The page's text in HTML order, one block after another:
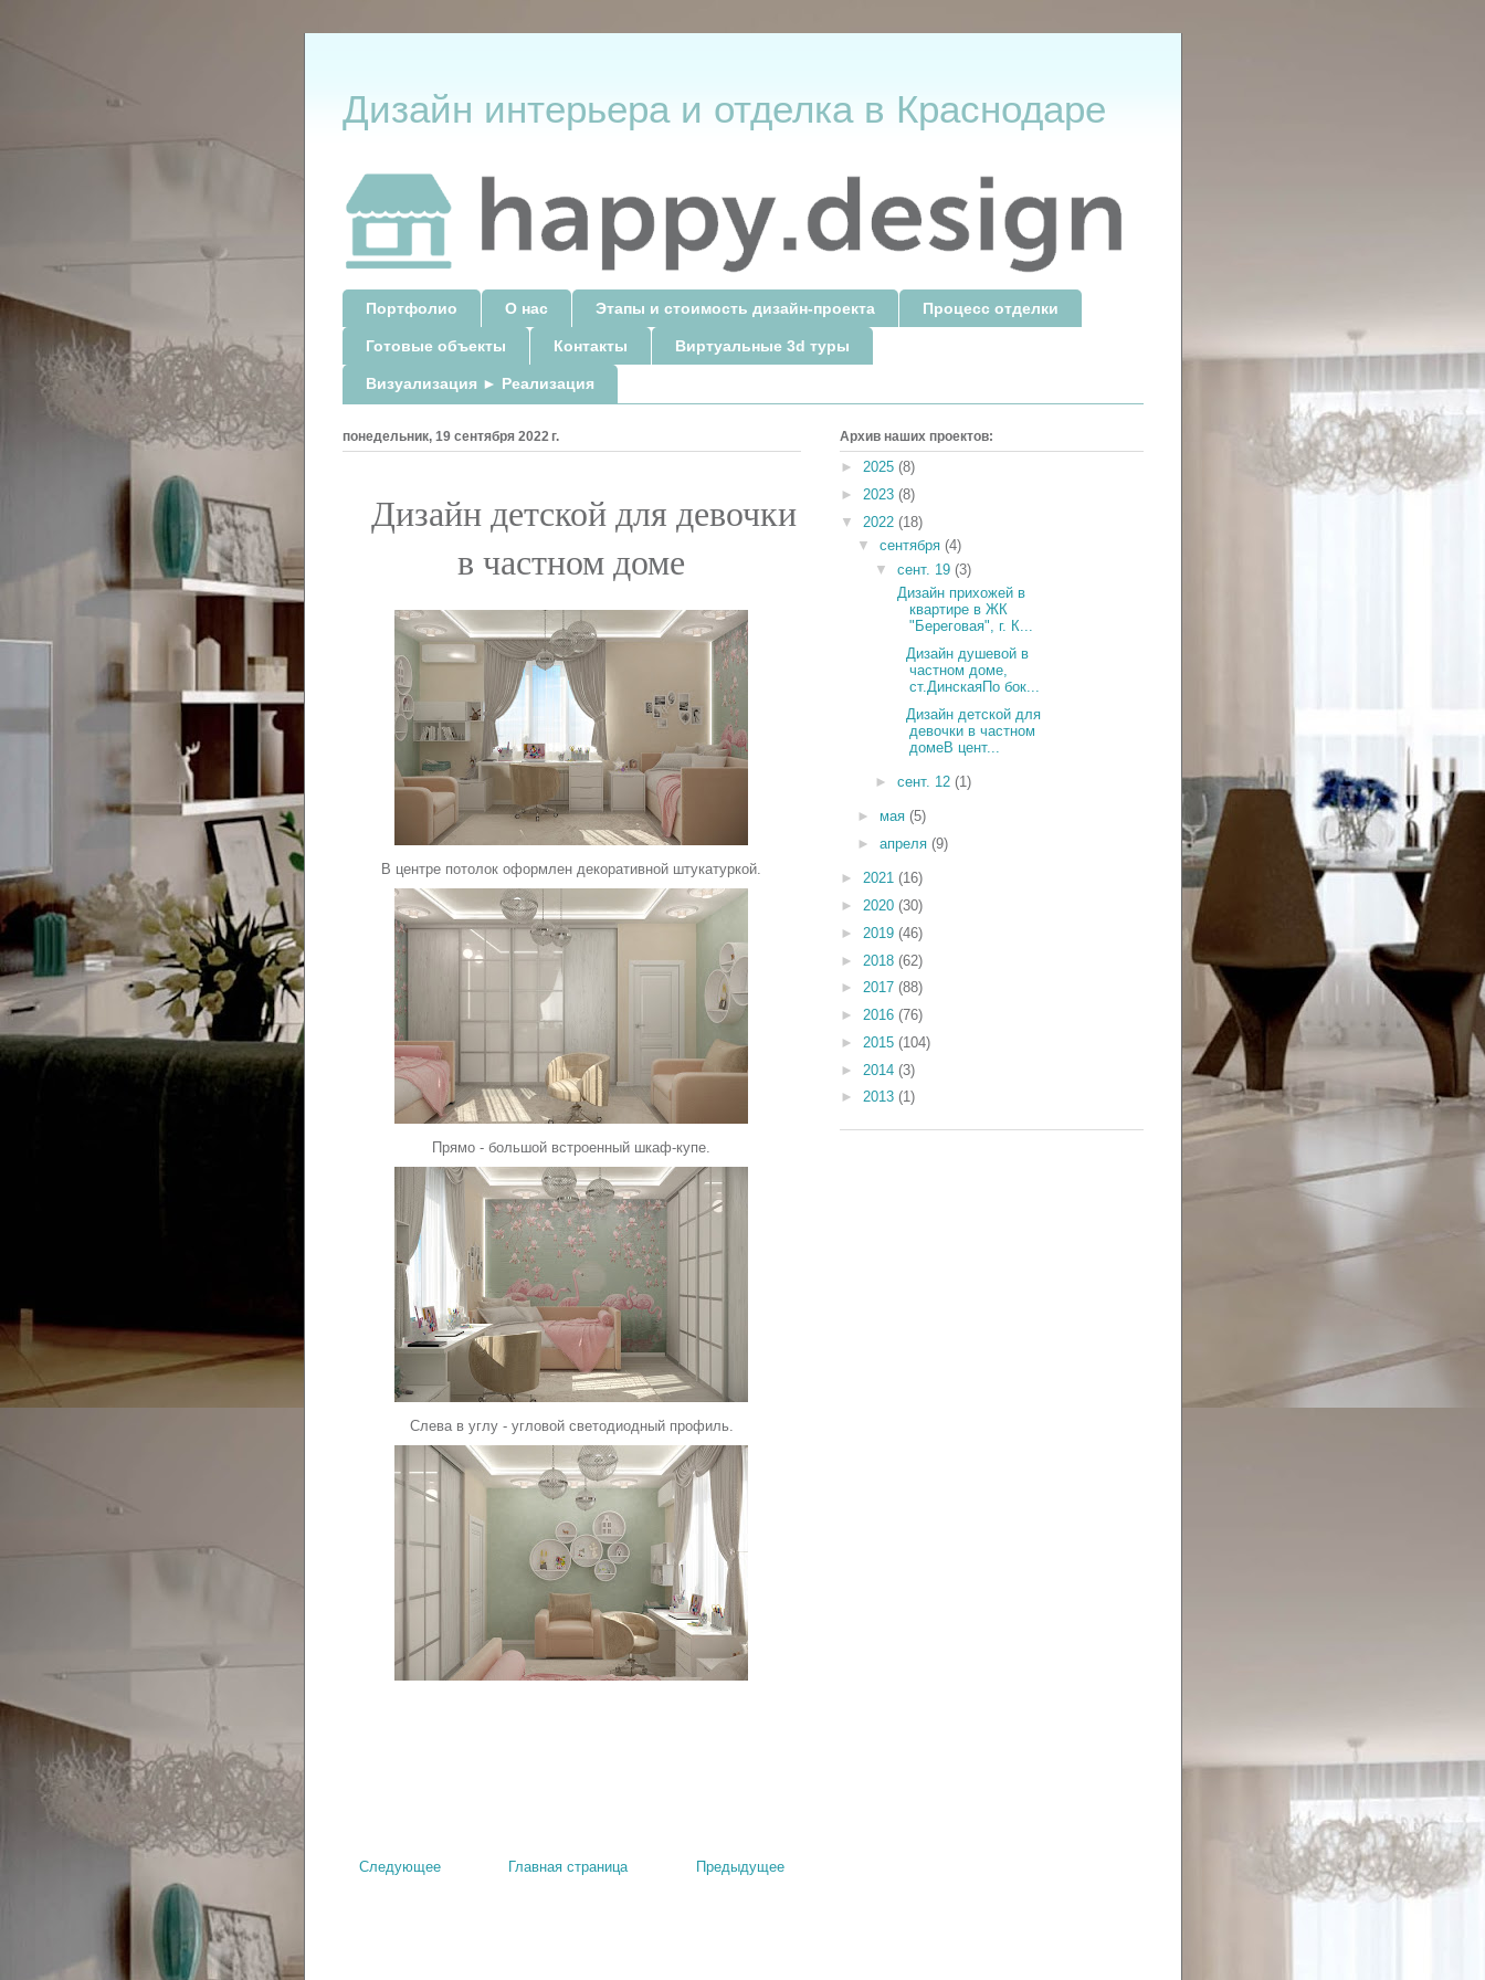
Дизайн интерьера и отделка в Краснодаре
Портфолио О нас Этапы и стоимость дизайн-проекта Процесс отделки
Готовые объекты Контакты Виртуальные 3d туры
Визуализация ► Реализация
понедельник, 19 сентября 2022 г.
Дизайн детской для девочки
в частном доме
В центре потолок оформлен декоративной штукатуркой.
Прямо - большой встроенный шкаф-купе.
Слева в углу - угловой светодиодный профиль.
Следующее Предыдущее
Главная страница
Архив наших проектов:
► 2025 (8)
► 2023 (8)
▼ 2022 (18)
▼сентября(4)
▼ сент. 19 (3)
Дизайн прихожей в
квартире в ЖК
"Береговая", г. К...
Дизайн душевой в
частном доме,
ст.ДинскаяПо бок...
Дизайн детской для
девочки в частном
домеВ цент...
► сент. 12 (1)
► мая(5)
►апреля(9)
► 2021 (16)
► 2020 (30)
► 2019 (46)
► 2018 (62)
► 2017 (88)
► 2016 (76)
► 2015 (104)
► 2014 (3)
► 2013 (1)